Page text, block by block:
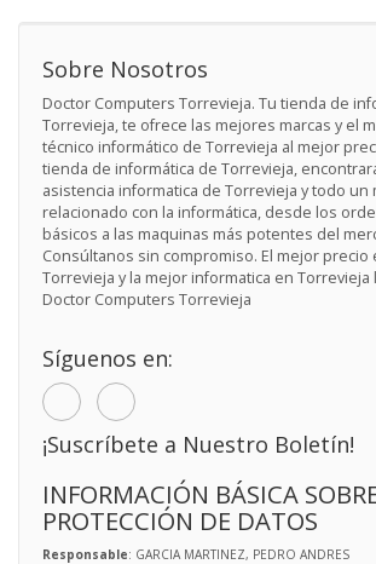
Sobre Nosotros
Doctor Computers Torrevieja. Tu tienda de
Torrevieja, te ofrece las mejores marcas y el
técnico informático de Torrevieja al mejor
tienda de informática de Torrevieja,
asistencia informatica de Torrevieja y todo un
relacionado con la informática, desde los
básicos a las maquinas más potentes del
Consúltanos sin compromiso. El mejor precio
Torrevieja y la mejor informatica en Torrevieja
Doctor Computers Torrevieja
Síguenos en:
¡Suscríbete a Nuestro Boletín!
INFORMACIÓN BÁSICA
PROTECCIÓN DE DATOS
Responsable: GARCIA MARTINEZ, PEDRO ANDRES